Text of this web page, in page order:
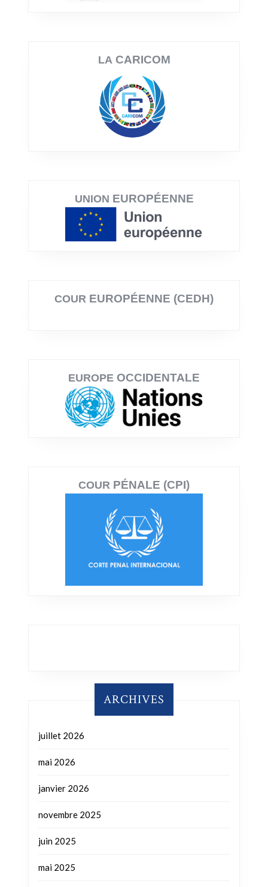
LA CARICOM
UNION EUROPÉENNE
COUR EUROPÉENNE (CEDH)
EUROPE OCCIDENTALE
COUR PÉNALE (CPI)
ARCHIVES
juillet 2026
mai 2026
janvier 2026
novembre 2025
juin 2025
mai 2025